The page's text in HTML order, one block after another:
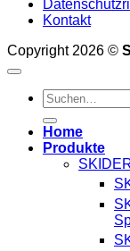
Kontakt
Copyright 2026 ©
Suche
nach:
Home
Produkte